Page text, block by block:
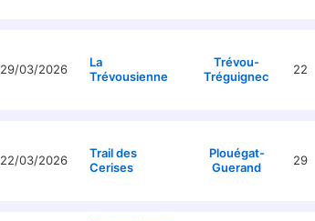
29/03/2026
La
Trévousienne
Trévou-
Tréguignec
22
22/03/2026
Trail des
Cerises
Plouégat-
Guerand
29